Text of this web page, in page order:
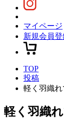
マイページ
新規会員登
TOP
投稿
軽く羽織れ
軽く羽織